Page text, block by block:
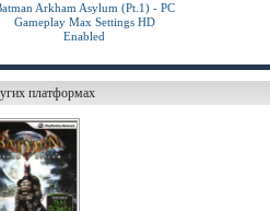
Arkham Asylum (Pt.1) - PC
Gameplay Max Settings HD
Enabled
платформах